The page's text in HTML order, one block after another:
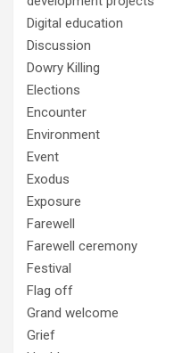
Digital education
Discussion
Dowry Killing
Elections
Encounter
Environment
Event
Exodus
Exposure
Farewell
Farewell ceremony
Festival
Flag off
Grand welcome
Grief